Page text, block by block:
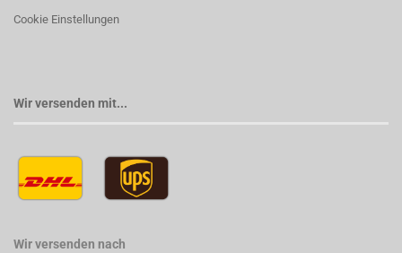
Cookie Einstellungen
Wir versenden mit...
Wir versenden nach